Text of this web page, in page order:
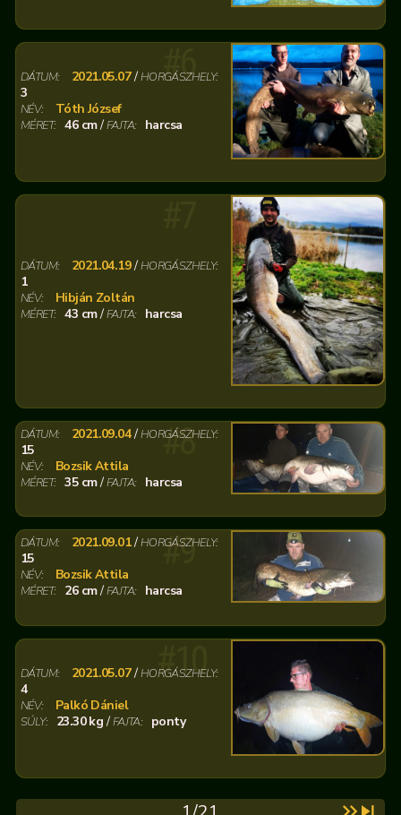
#6
DÁTUM: 2021.05.07/HORGÁSZHELY:
3
NÉV: Tóth József
MÉRET: 46 cm/FAJTA: harcsa
DÁTUM: 2021.04.19/HORGÁSZHELY:
1
NÉV: Hibján Zoltán
MÉRET: 43 cm/FAJTA: harcsa
#8
DÁTUM: 2021.09.04/HORGÁSZHELY:
15
NÉV: Bozsik Attila
MÉRET: 35 cm/FAJTA: harcsa
#9
DÁTUM: 2021.09.01/HORGÁSZHELY:
15
NÉV: Bozsik Attila
MÉRET: 26 cm/FAJTA: harcsa
#10
DÁTUM: 2021.05.07/HORGÁSZHELY:
4
NÉV: Palkó Dániel
SÚLY: 23.30 kg/FAJTA: ponty